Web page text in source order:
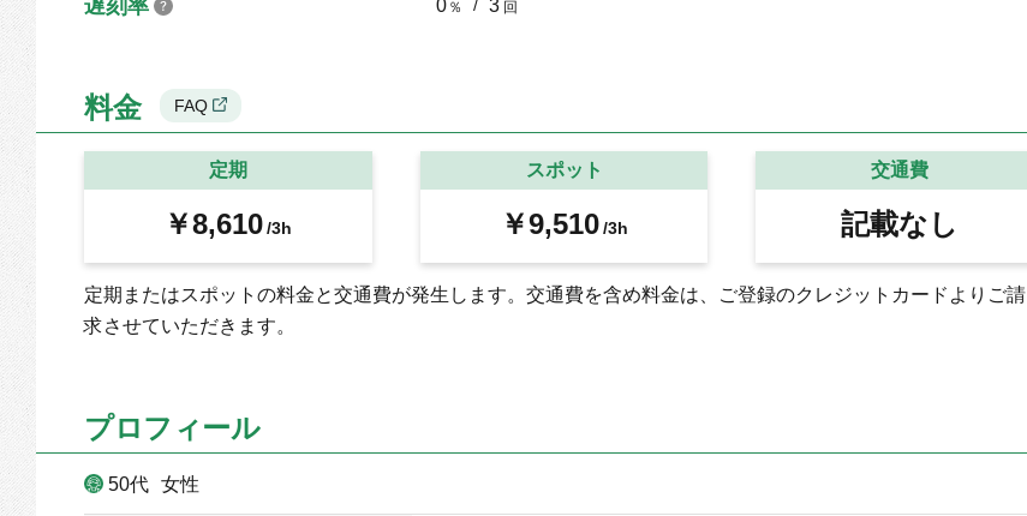
遅刻率 0％ / 3 回
料金 FAQ
定期
￥8,610 /3h
スポット
￥9,510/3h
交通費
記載なし
定期またはスポットの料金と交通費が発生します。交通費を含め料金は、ご登録のクレジットカードよりご請
求させていただきます。
プロフィール
50代 女性